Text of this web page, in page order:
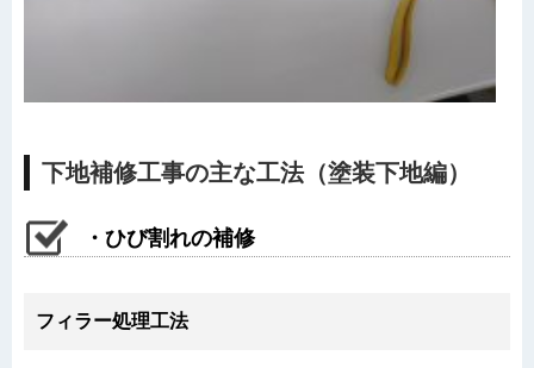
下地補修工事の主な工法（塗装下地編）
・ひび割れの補修
フィラー処理工法